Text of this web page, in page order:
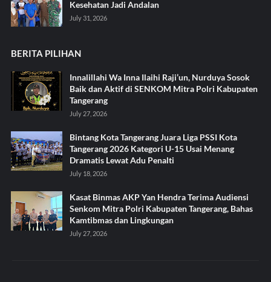
Kesehatan Jadi Andalan ‎
July 31, 2026
BERITA PILIHAN
Innalillahi Wa Inna Ilaihi Raji’un, Nurduya Sosok
Baik dan Aktif di SENKOM Mitra Polri Kabupaten
Tangerang
July 27, 2026
Bintang Kota Tangerang Juara Liga PSSI Kota
Tangerang 2026 Kategori U-15 Usai Menang
Dramatis Lewat Adu Penalti
July 18, 2026
Kasat Binmas AKP Yan Hendra Terima Audiensi
Senkom Mitra Polri Kabupaten Tangerang, Bahas
Kamtibmas dan Lingkungan
July 27, 2026